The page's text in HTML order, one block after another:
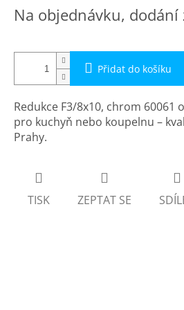
cena:
Na objednávku, dodání
Přidat do košíku
Redukce F3/8x10, chrom 60061
pro kuchyň nebo koupelnu –
Prahy.
TISK ZEPTAT SE